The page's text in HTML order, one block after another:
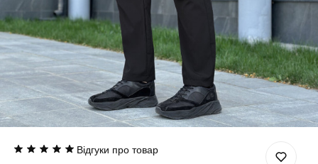
Відгуки про товар